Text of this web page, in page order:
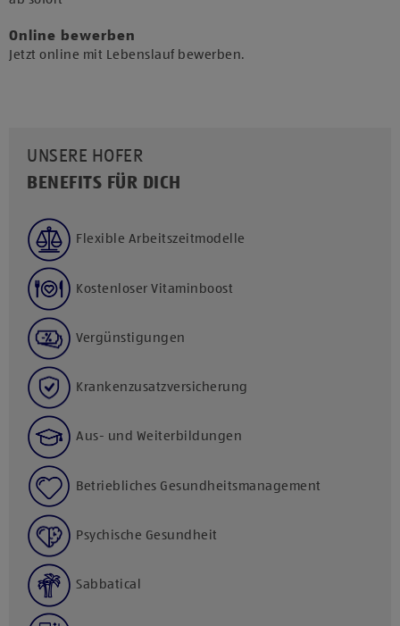
Online bewerben
Jetzt online mit Lebenslauf bewerben.
UNSERE HOFER
BENEFITS FÜR DICH
Flexible Arbeitszeitmodelle
Kostenloser Vitaminboost
Vergünstigungen
Krankenzusatzversicherung
Aus- und Weiterbildungen
Betriebliches Gesundheitsmanagement
Psychische Gesundheit
Sabbatical